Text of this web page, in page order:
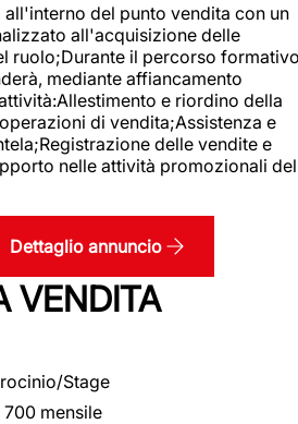
all'interno del punto vendita con un
all'acquisizione delle
ruolo;Durante il percorso
mediante affiancamento
e riordino della
di vendita;Assistenza e
delle vendite e
nelle attività promozionali del
Dettaglio annuncio
VENDITA
Stage
700 mensile